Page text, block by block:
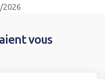
2026
vous